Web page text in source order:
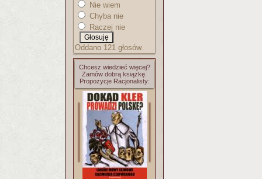
Nie wiem
Chyba nie
Raczej nie
Oddano 121 głosów.
Chcesz wiedzieć więcej?
Zamów dobrą książkę.
Propozycje Racjonalisty: